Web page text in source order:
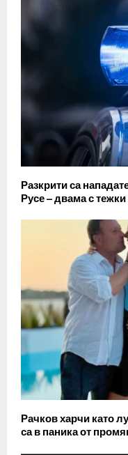
Разкрити са
Русе – двама с
Рачков харчи като
са в паника от